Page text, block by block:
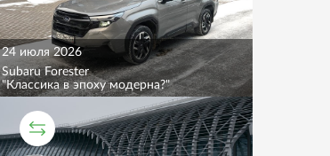
24 июля 2026
Subaru Forester
"Классика в эпоху модерна?"
СРАВНИТЕЛЬНЫЙ ТЕСТ